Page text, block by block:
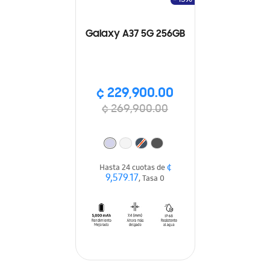
Galaxy A37 5G 256GB
¢ 229,900.00
¢ 269,900.00
Hasta 24 cuotas de¢
9,579.17, Tasa 0